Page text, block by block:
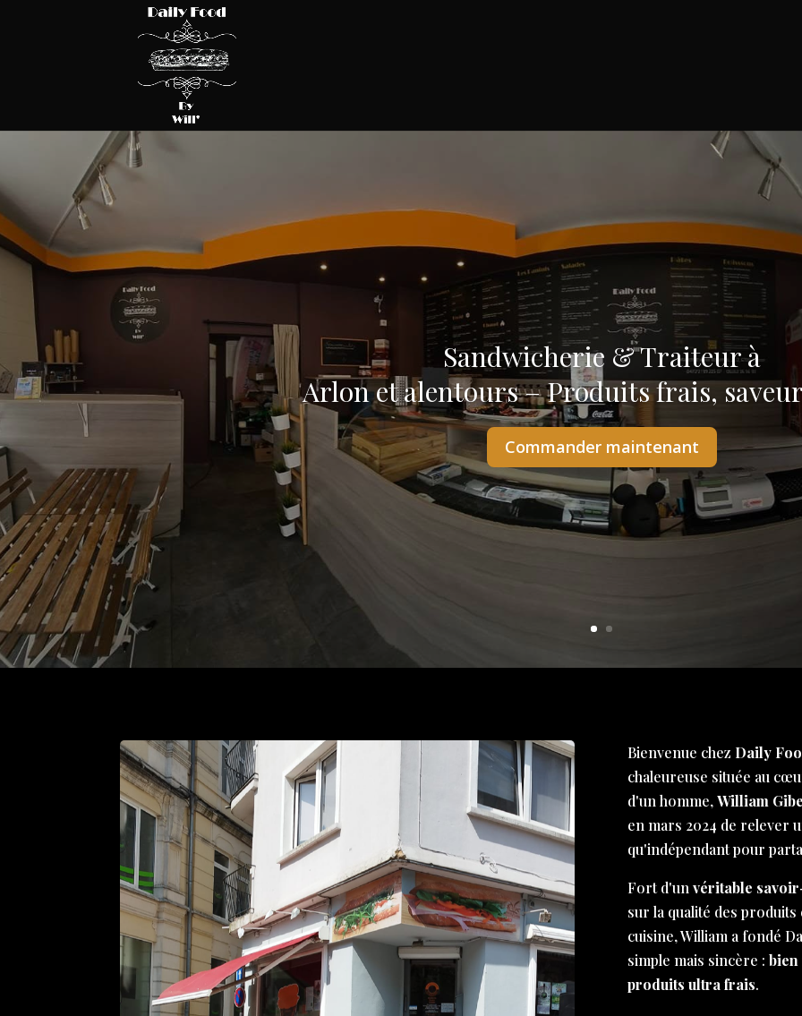
Sandwicherie & Traiteur à
Arlon et alentours – Produits frais,
Commander maintenant
Bienvenue chez Daily
chaleureuse située au
d'un homme,William
en mars 2024 de relever
qu'indépendant pour
Fort d'unvéritable
sur la qualité des
cuisine, William a fondé
simple mais sincère :bien
produits ultra frais.